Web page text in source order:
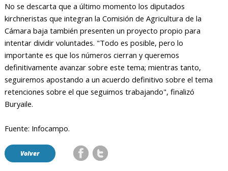
No se descarta que a último momento los diputados
kirchneristas que integran la Comisión de Agricultura de la
Cámara baja también presenten un proyecto propio para
intentar dividir voluntades. "Todo es posible, pero lo
importante es que los números cierran y queremos
definitivamente avanzar sobre este tema; mientras tanto,
seguiremos apostando a un acuerdo definitivo sobre el tema
retenciones sobre el que seguimos trabajando", finalizó
Buryaile.
Fuente: Infocampo.
Volver